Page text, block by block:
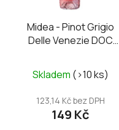
Midea - Pinot Grigio
Delle Venezie DOC
Skladem (>10 ks)
123,14 Kč bez DPH
149 Kč